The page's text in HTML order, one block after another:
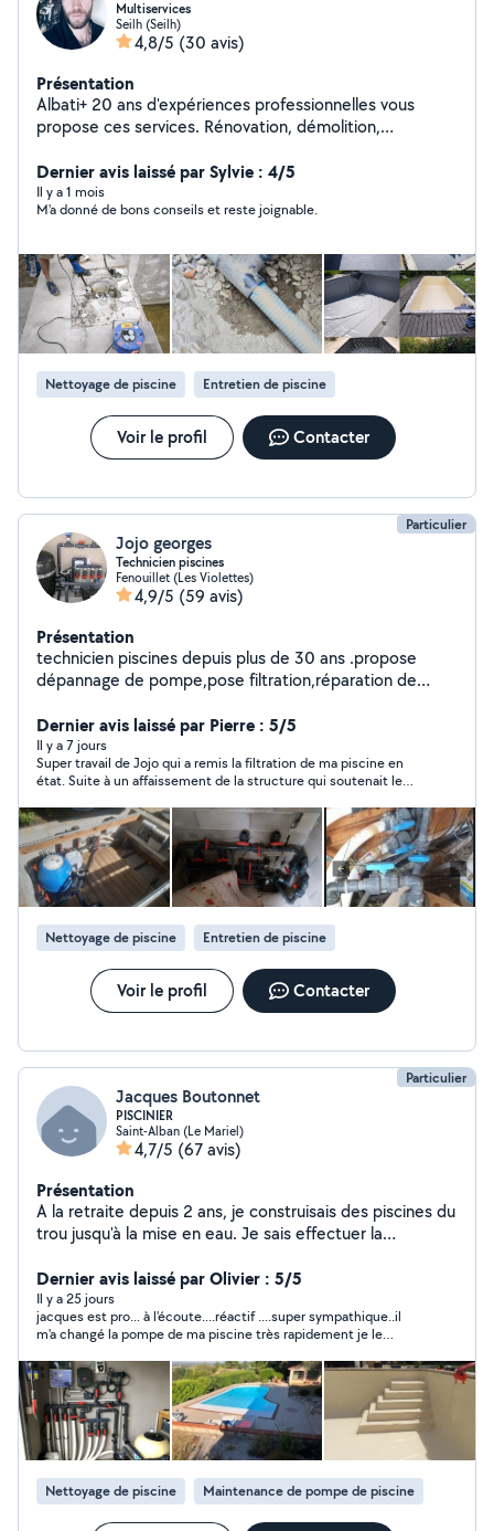
Multiservices
Seilh (Seilh)
4,8/5 (30 avis)
Présentation
Albati+ 20 ans d'expériences professionnelles vous
propose ces services. Rénovation, démolition,
vert, piscine. Dépannage plomberie 7/7, 24/24.
Inspection canalisation par caméra, débouchage
canalisation par hydro curage . Disponibilité 24/24 7/7
neuf.
Dernier avis laissé par Sylvie : 4/5
Il y a 1 mois
M'a donné de bons conseils et reste joignable.
Nettoyage de piscine Entretien de piscine
Voir le profil Contacter
Particulier
Jojo georges
Technicien piscines
Fenouillet (Les Violettes)
4,9/5 (59 avis)
Présentation
technicien piscines depuis plus de 30 ans .propose
dépannage de pompe,pose filtration,réparation de
pour une estimation sera de 20e.
Dernier avis laissé par Pierre : 5/5
Il y a 7 jours
Super travail de Jojo qui a remis la filtration de ma piscine en
état. Suite à un affaissement de la structure qui soutenait le
tout d'applomb et refait la tuyauterie. Travail très pro et très
soigneux, je recommande !
Nettoyage de piscine Entretien de piscine
Voir le profil Contacter
Particulier
Jacques Boutonnet
PISCINIER
Saint-Alban (Le Mariel)
4,7/5 (67 avis)
Présentation
A la retraite depuis 2 ans, je construisais des piscines du
trou jusqu'à la mise en eau. Je sais effectuer la
type de réparation :changement skimmer détection de
fuites.Pose de volet hors sol et immergé, pose d
électrolyse, pompe a chaleur.
Dernier avis laissé par Olivier : 5/5
Il y a 25 jours
jacques est pro... à l'écoute....réactif ....super sympathique..il
m'a changé la pompe de ma piscine très rapidement je le
Nettoyage de piscine Maintenance de pompe de piscine